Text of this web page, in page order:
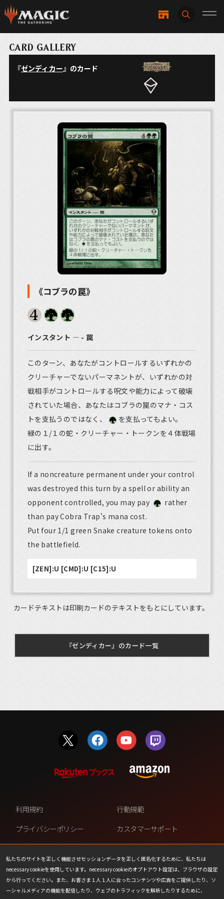
CARD GALLERY
『ゼンディカー』のカード
《コブラの罠》
インスタント ― - 罠
このターン、あなたがコントロールするいずれかの
クリーチャーでないパーマネントが、いずれかの対
戦相手がコントロールする呪文や能力によって破壊
されていた場合、あなたはコブラの罠のマナ・コス
トを支払うのではなく、
を支払ってもよい。
緑の１/１の蛇・クリーチャー・トークンを４体戦場
に出す。
If a noncreature permanent under your control
was destroyed this turn by a spell or ability an
opponent controlled, you may pay
rather
than pay Cobra Trap's mana cost.
Put four 1/1 green Snake creature tokens onto
the battlefield.
[ZEN]:U [CMD]:U [C15]:U
カードテキストは印刷カードのテキストをもとにしています。
『ゼンディカー』のカード一覧
私たちのサイトを正しく機能させセッションデータを正しく匿名化するために、私たちは
necessary cookieを使用しています。necessary cookieのオプトアウト設定は、ブラウザの設定
から行ってください。また、お客さま１人１人に合ったコンテンツや広告をご提供したり、ソ
ーシャルメディアの機能を配信したり、ウェブのトラフィックを解析したりするために、
利用規約
行動規範
プライバシーポリシー
カスタマーサポート
ファンコンテンツ・ポリシー
個人情報の販売や共有を許可し
ない
COOKIE
プレスリリース
会社情報
お問い合わせ